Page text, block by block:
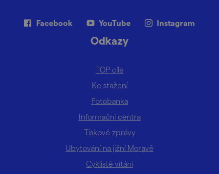
Facebook YouTube Instagram
Odkazy
TOP cíle
Ke stažení
Fotobanka
Informační centra
Tiskové zprávy
Ubytování na jižní Moravě
Cyklisté vítáni